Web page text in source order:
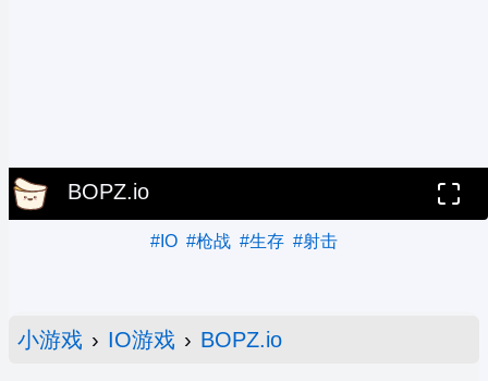
BOPZ.io
#IO #枪战 #生存 #射击
小游戏 › IO游戏 › BOPZ.io